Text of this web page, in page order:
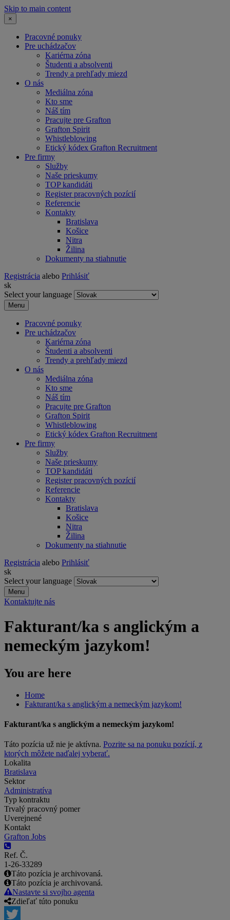
Skip to main content
×
Pracovné ponuky
Pre uchádzačov
Kariérna zóna
Študenti a absolventi
Trendy a prehľady miezd
O nás
Mediálna zóna
Kto sme
Náš tím
Pracujte pre Grafton
Grafton Spirit
Whistleblowing
Etický kódex Grafton Recruitment
Pre firmy
Služby
Naše prieskumy
TOP kandidáti
Register pracovných pozícií
Referencie
Kontakty
Bratislava
Košice
Nitra
Žilina
Dokumenty na stiahnutie
Registrácia alebo Prihlásiť
sk
Select your language
Menu
Pracovné ponuky
Pre uchádzačov
Kariérna zóna
Študenti a absolventi
Trendy a prehľady miezd
O nás
Mediálna zóna
Kto sme
Náš tím
Pracujte pre Grafton
Grafton Spirit
Whistleblowing
Etický kódex Grafton Recruitment
Pre firmy
Služby
Naše prieskumy
TOP kandidáti
Register pracovných pozícií
Referencie
Kontakty
Bratislava
Košice
Nitra
Žilina
Dokumenty na stiahnutie
Registrácia alebo Prihlásiť
sk
Select your language
Menu
Kontaktujte nás
Fakturant/ka s anglickým a
nemeckým jazykom!
You are here
Home
Fakturant/ka s anglickým a nemeckým jazykom!
Fakturant/ka s anglickým a nemeckým jazykom!
Táto pozícia už nie je aktívna. Pozrite sa na ponuku pozícií, z
ktorých môžete naďalej vyberať.
Lokalita
Bratislava
Sektor
Administratíva
Typ kontraktu
Trvalý pracovný pomer
Uverejnené
Kontakt
Grafton Jobs
Ref. Č.
1-26-33289
Táto pozícia je archivovaná.
Táto pozícia je archivovaná.
Nastavte si svojho agenta
Zdieľať túto ponuku